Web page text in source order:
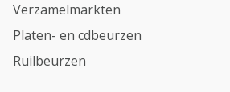
Verzamelmarkten
Platen- en cdbeurzen
Ruilbeurzen